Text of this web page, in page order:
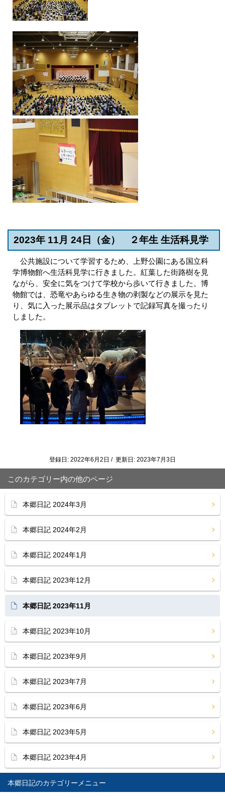
本郷日記
2023年 11月 24日（金） ２年生 生活科見学
公共施設について学習するため、上野公園にある国立科
学博物館へ生活科見学に行きました。紅葉した街路樹を見
ながら、安全に気をつけて学校から歩いて行きました。博
物館では、恐竜やあらゆる生き物の剥製などの展示を見た
り、気に入った展示品はタブレットで記録写真を撮ったり
しました。
登録日: 2022年6月2日 / 更新日: 2023年7月3日
このカテゴリー内の他のページ
本郷日記 2024年3月
本郷日記 2024年2月
本郷日記 2024年1月
本郷日記 2023年12月
本郷日記 2023年11月
本郷日記 2023年10月
本郷日記 2023年9月
本郷日記 2023年7月
本郷日記 2023年6月
本郷日記 2023年5月
本郷日記 2023年4月